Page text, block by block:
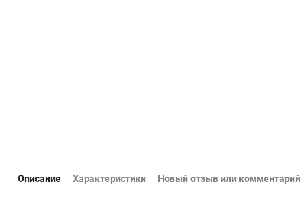
Описание Характеристики Новый отзыв или комментарий